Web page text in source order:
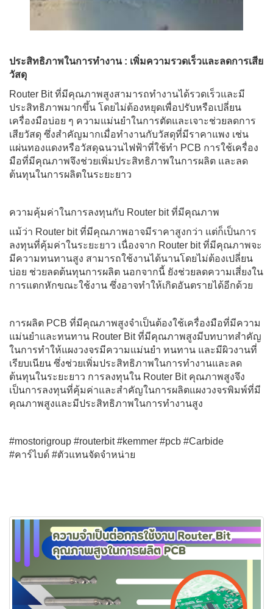
ประสิทธิภาพในการทำงาน : เพิ่มความรวดเร็วและลดการเสีย
วัสดุ
Router Bit ที่มีคุณภาพสูงสามารถทำงานได้รวดเร็วและมี
ประสิทธิภาพมากขึ้น โดยไม่ต้องหยุดเพื่อปรับหรือเปลี่ยน
เครื่องมือบ่อย ๆ ความแม่นยำในการตัดและเจาะช่วยลดการ
เสียวัสดุ ซึ่งสำคัญมากเมื่อทำงานกับวัสดุที่มีราคาแพง เช่น
แผ่นทองแดงหรือวัสดุฉนวนไฟฟ้าที่ใช้ทำ PCB การใช้เครื่อง
มือที่มีคุณภาพจึงช่วยเพิ่มประสิทธิภาพในการผลิต และลด
ต้นทุนในการผลิตในระยะยาว
ความคุ้มค่าในการลงทุนกับ Router bit ที่มีคุณภาพ
แม้ว่า Router bit ที่มีคุณภาพอาจมีราคาสูงกว่า แต่ก็เป็นการ
ลงทุนที่คุ้มค่าในระยะยาว เนื่องจาก Router bit ที่มีคุณภาพจะ
มีความทนทานสูง สามารถใช้งานได้นานโดยไม่ต้องเปลี่ยน
บ่อย ช่วยลดต้นทุนการผลิต นอกจากนี้ ยังช่วยลดความเสี่ยงใน
การแตกหักขณะใช้งาน ซึ่งอาจทำให้เกิดอันตรายได้อีกด้วย
การผลิต PCB ที่มีคุณภาพสูงจำเป็นต้องใช้เครื่องมือที่มีความ
แม่นยำและทนทาน Router Bit ที่มีคุณภาพสูงมีบทบาทสำคัญ
ในการทำให้แผงวงจรมีความแม่นยำ ทนทาน และมีผิวงานที่
เรียบเนียน ซึ่งช่วยเพิ่มประสิทธิภาพในการทำงานและลด
ต้นทุนในระยะยาว การลงทุนใน Router Bit คุณภาพสูงจึง
เป็นการลงทุนที่คุ้มค่าและสำคัญในการผลิตแผงวงจรพิมพ์ที่มี
คุณภาพสูงและมีประสิทธิภาพในการทำงานสูง
#mostorigroup #routerbit #kemmer #pcb #Carbide
#คาร์ไบด์ #ตัวแทนจัดจำหน่าย